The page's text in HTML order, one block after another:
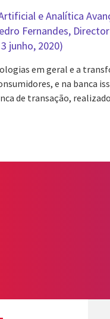
e Analítica
Fernandes,
junho, 2020)
em geral e a
e na banca
de transação,